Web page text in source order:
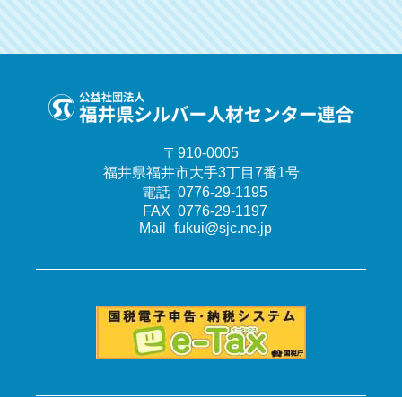
〒910-0005
福井県福井市大手3丁目7番1号
電話 0776-29-1195
FAX 0776-29-1197
Mail fukui@sjc.ne.jp